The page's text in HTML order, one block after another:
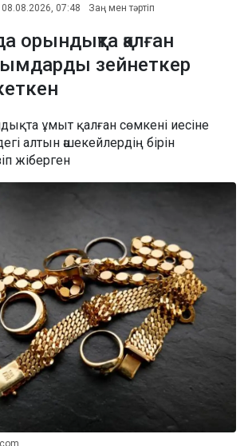
08.08.2026, 07:48 Заң мен тәртіп
орындықта қалған
зейнеткер
ұмыт қалған сөмкені иесіне
алтын әшекейлердің бірін
жіберген